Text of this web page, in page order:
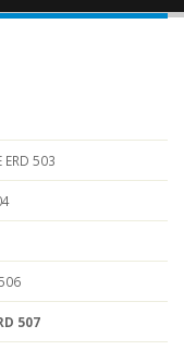
ERD 503
507